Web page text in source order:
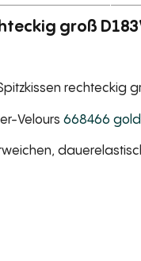
groß
rechteckig
Velours 668466